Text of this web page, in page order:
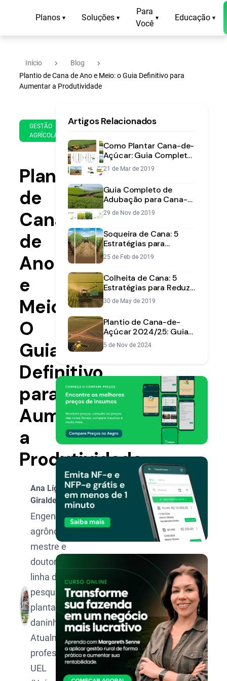
Planos ▾ Soluções ▾
Para
Você
▾ Educação ▾
Início navigate_next Blog navigate_next
Plantio de Cana de Ano e Meio: o Guia Definitivo para
Aumentar a Produtividade
GESTÃO
AGRÍCOLA
de
de
2020
min
leitura
Plantio
de
Cana
de
Ano
e
Meio:
O
Guia
Definitivo
para
Aumentar
a
Produtividade
Ana Lígia
Giraldeli
Engenheira
agrônoma,
mestre e
doutora na
linha de
pesquisa de
plantas
daninhas.
Atualmente
professora da
UEL
Artigos Relacionados
Como Plantar Cana-de-
Açúcar: Guia Completo
para Alta Produtividade
21 de Mar de 2019
Guia Completo de
Adubação para Cana-
de-Açúcar: Doses e
Nutrientes Essenciais
29 de Nov de 2019
Soqueira de Cana: 5
Estratégias para
Produtividade e
Rentabilidade
25 de Feb de 2019
Colheita de Cana: 5
Estratégias para Reduzir
Perdas e Aumentar a
Produtividade
30 de May de 2019
Plantio de Cana-de-
Açúcar 2024/25: Guia
Completo de Produção
e Manejo
5 de Nov de 2024